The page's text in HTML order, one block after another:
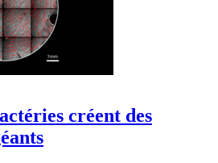
créent des